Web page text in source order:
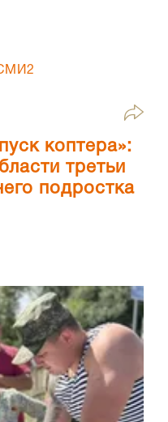
коптера»:
третьи
подростка